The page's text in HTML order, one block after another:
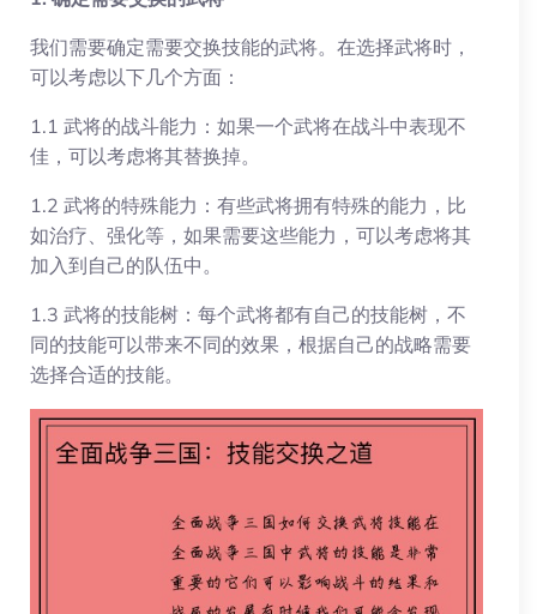
我们需要确定需要交换技能的武将。在选择武将时，
可以考虑以下几个方面：
1.1 武将的战斗能力：如果一个武将在战斗中表现不
佳，可以考虑将其替换掉。
1.2 武将的特殊能力：有些武将拥有特殊的能力，比
如治疗、强化等，如果需要这些能力，可以考虑将其
加入到自己的队伍中。
1.3 武将的技能树：每个武将都有自己的技能树，不
同的技能可以带来不同的效果，根据自己的战略需要
选择合适的技能。